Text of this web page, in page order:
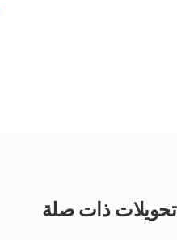
تحويلات ذات صلة